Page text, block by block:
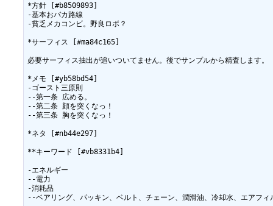
*方針 [#b8509893]
-基本おバカ路線
-貧乏メカコンビ。野良ロボ？
*サーフィス [#ma84c165]
必要サーフィス抽出が追いついてません。後でサンプルから精査します。
*メモ [#yb58bd54]
-ゴースト三原則
--第一条 広める。
--第二条 顔を突くなっ！
--第三条 胸を突くなっ！
*ネタ [#nb44e297]
**キーワード [#vb8331b4]
-エネルギー
--電力
-消耗品
--ベアリング、パッキン、ベルト、チェーン、潤滑油、冷却水、エアフィ